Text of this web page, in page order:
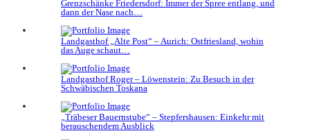
Grenzschänke Friedersdorf: Immer der Spree entlang, und
dann der Nase nach…
Landgasthof „Alte Post“ – Aurich: Ostfriesland, wohin
das Auge schaut…
Landgasthof Roger – Löwenstein: Zu Besuch in der
Schwäbischen Toskana
„Träbeser Bauernstube“ – Stepfershausen: Einkehr mit
berauschendem Ausblick